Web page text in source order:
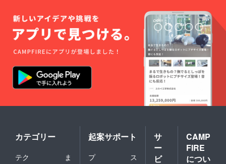
あと一歩のところです
が、まだ建設費用が不
援金を集めて一日でも
早く完成させるように
カテゴリー
テク
ま
起案サポート
プ
ス
サ
ー
ビ
CAMP
FIRE
につい